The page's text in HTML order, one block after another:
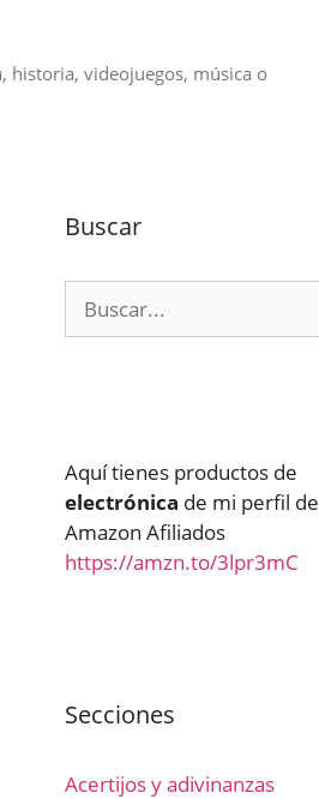
historia, videojuegos, música o
Buscar
Aquí tienes productos de
electrónica de mi perfil de
Amazon Afiliados
https://amzn.to/3lpr3mC
Secciones
Acertijos y adivinanzas